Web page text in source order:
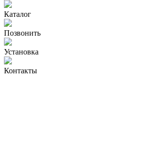
Каталог
Позвонить
Установка
Контакты